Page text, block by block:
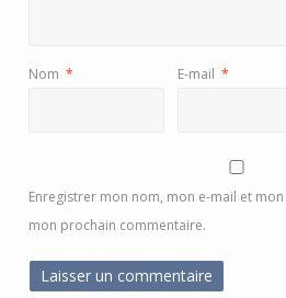
Nom * E-mail *
Enregistrer mon nom, mon e-mail et
mon prochain commentaire.